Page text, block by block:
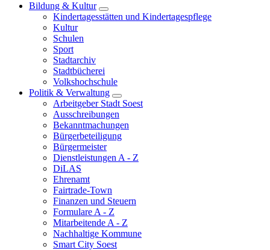
Bildung & Kultur
Kindertagesstätten und Kindertagespflege
Kultur
Schulen
Sport
Stadtarchiv
Stadtbücherei
Volkshochschule
Politik & Verwaltung
Arbeitgeber Stadt Soest
Ausschreibungen
Bekanntmachungen
Bürgerbeteiligung
Bürgermeister
Dienstleistungen A - Z
DiLAS
Ehrenamt
Fairtrade-Town
Finanzen und Steuern
Formulare A - Z
Mitarbeitende A - Z
Nachhaltige Kommune
Smart City Soest